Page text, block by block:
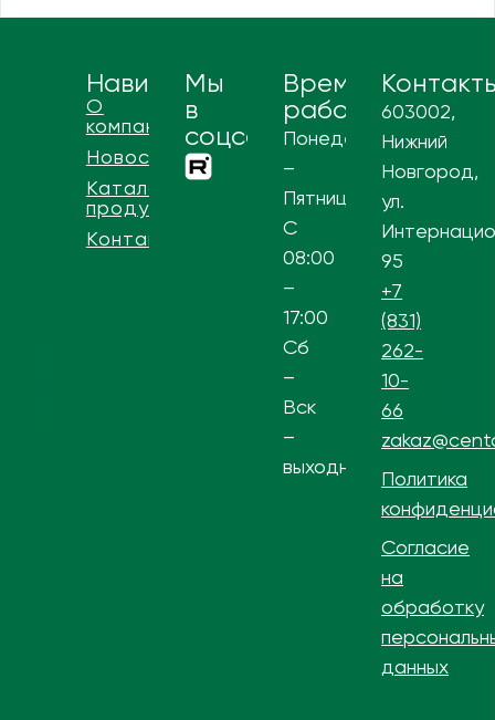
Навигация
О
компании
Новости
Каталог
продукции
Контакты
Мы
в
соцсетях
Время
работы
Понедельник
–
Пятница
С
08:00
–
17:00
Сб
–
Вск
–
выходной
603002,
Нижний
Новгород,
ул.
95
+7
(831)
262-
10-
66
Политика
Согласие
на
обработку
данных